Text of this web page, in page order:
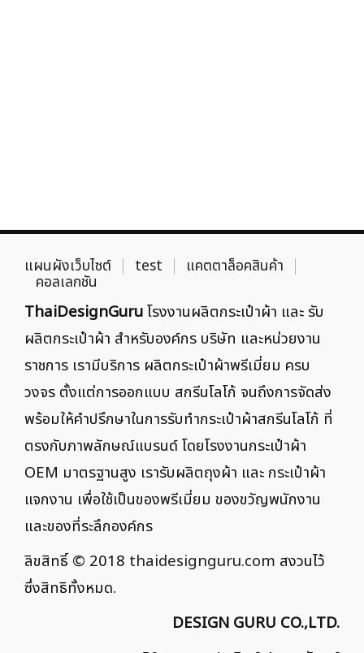
แผนผังเว็บไซต์ test แคตตาล็อคสินค้า
คอลเลกชัน
ThaiDesignGuruโรงงานผลิตกระเป๋าผ้า และ รับ
ผลิตกระเป๋าผ้า สำหรับองค์กร บริษัท และหน่วยงาน
ราชการ เรามีบริการ ผลิตกระเป๋าผ้าพรีเมี่ยม ครบ
วงจร ตั้งแต่การออกแบบ สกรีนโลโก้ จนถึงการจัดส่ง
พร้อมให้คำปรึกษาในการรับทำกระเป๋าผ้าสกรีนโลโก้ ที่
ตรงกับภาพลักษณ์แบรนด์ โดยโรงงานกระเป๋าผ้า
OEM มาตรฐานสูง เรารับผลิตถุงผ้า และ กระเป๋าผ้า
แจกงาน เพื่อใช้เป็นของพรีเมี่ยม ของขวัญพนักงาน
และของที่ระลึกองค์กร
ลิขสิทธิ์ © 2018 thaidesignguru.com สงวนไว้
ซึ่งสิทธิทั้งหมด.
DESIGN GURU CO.,LTD.